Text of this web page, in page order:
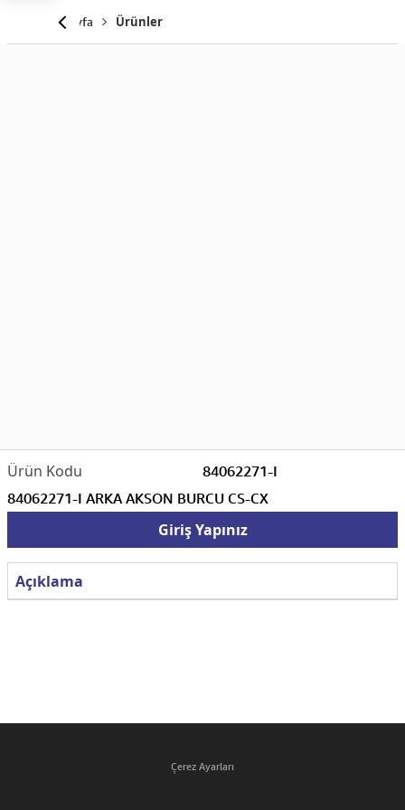
Anasayfa Ürünler
84062271-I
84062271-I ARKA AKSON BURCU CS-CX
Giriş Yapınız
Açıklama
Çerez Ayarları